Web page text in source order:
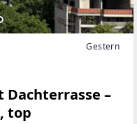
Gestern
–
top